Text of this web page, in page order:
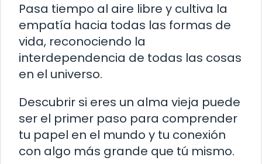
Pasa tiempo al aire libre y cultiva la
empatía hacia todas las formas de
vida, reconociendo la
interdependencia de todas las cosas
en el universo.
Descubrir si eres un alma vieja puede
ser el primer paso para comprender
tu papel en el mundo y tu conexión
con algo más grande que tú mismo.